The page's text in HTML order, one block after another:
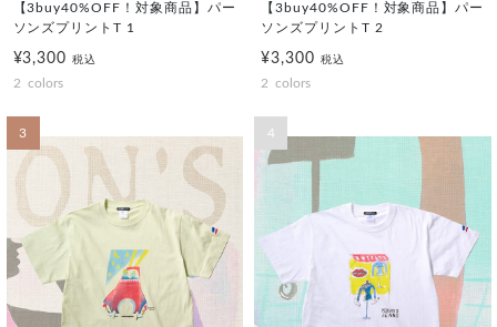
【3buy40%OFF！対象商品】パー
ソンズプリントT 1
¥3,300税込
2 colors
【3buy40%OFF！対象商品】パー
ソンズプリントT 2
¥3,300 税込
2 colors
3 4